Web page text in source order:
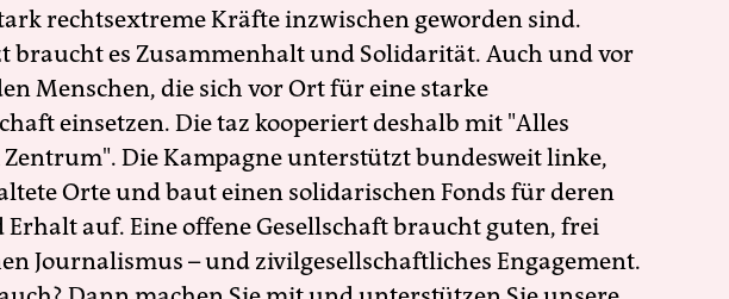
rechtsextreme Kräfte inzwischen geworden sind.
braucht es Zusammenhalt und Solidarität. Auch und vor
Menschen, die sich vor Ort für eine starke
einsetzen. Die taz kooperiert deshalb mit "Alles
Die Kampagne unterstützt bundesweit linke,
Orte und baut einen solidarischen Fonds für deren
Erhalt auf. Eine offene Gesellschaft braucht guten, frei
Journalismus – und zivilgesellschaftliches Engagement.